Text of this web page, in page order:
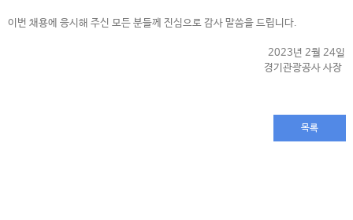
이번 채용에 응시해 주신 모든 분들께 진심으로 감사 말씀을 드립니다.
2023년 2월 24일
경기관광공사 사장
목록